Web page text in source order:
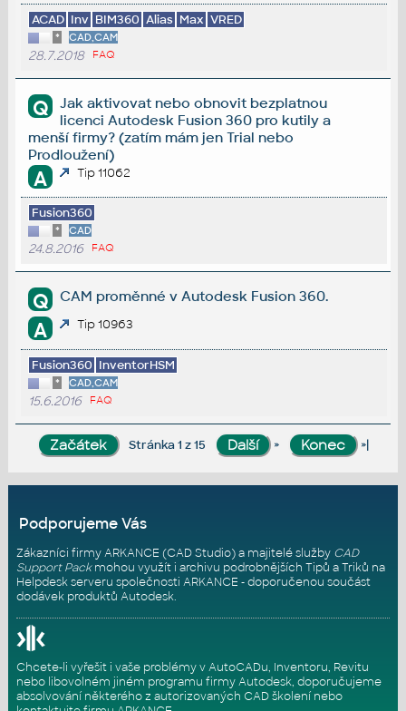
ACAD Inv BIM360 Alias Max VRED
* CAD,CAM
28.7.2018 FAQ
Q
Jak aktivovat nebo obnovit bezplatnou
licenci Autodesk Fusion 360 pro kutily a
menší firmy? (zatím mám jen Trial nebo
Prodloužení)
A Tip 11062
Fusion360
* CAD
24.8.2016 FAQ
Q CAM proměnné v Autodesk Fusion 360.
A Tip 10963
Fusion360 InventorHSM
* CAD,CAM
15.6.2016 FAQ
Stránka 1 z 15 » »|
Podporujeme Vás
Zákazníci firmy ARKANCE (CAD Studio) a majitelé služby CAD
Support Packmohou využít i archivu podrobnějších Tipů a Triků na
Helpdesk serveru společnosti ARKANCE - doporučenou součást
dodávek produktů Autodesk.
Chcete-li vyřešit i vaše problémy v AutoCADu, Inventoru, Revitu
nebo libovolném jiném programu firmy Autodesk, doporučujeme
absolvování některého z autorizovaných CAD školenínebo